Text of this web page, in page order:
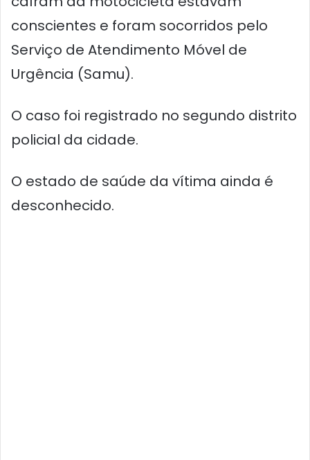
conscientes e foram socorridos pelo
Serviço de Atendimento Móvel de
Urgência (Samu).
O caso foi registrado no segundo distrito
policial da cidade.
O estado de saúde da vítima ainda é
desconhecido.